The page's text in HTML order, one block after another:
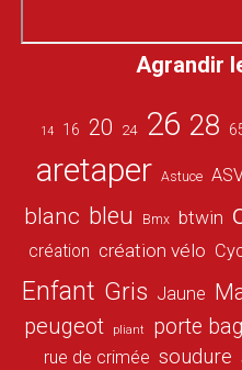
Agrandir
14 16 20 24 26 28
aretaper Astuce
blanc bleu Bmx btwin
création création vélo
Enfant Gris Jaune
peugeot pliant porte
rue de crimée soudure